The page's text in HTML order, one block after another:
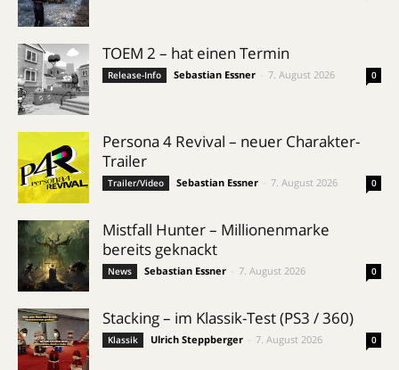
TOEM 2 – hat einen Termin
Release-Info Sebastian Essner 7. August 2026 0
Persona 4 Revival – neuer Charakter-
Trailer
Trailer/Video Sebastian Essner 7. August 2026 0
Mistfall Hunter – Millionenmarke
bereits geknackt
News Sebastian Essner 7. August 2026 0
Stacking – im Klassik-Test (PS3 / 360)
Klassik Ulrich Steppberger 7. August 2026 0